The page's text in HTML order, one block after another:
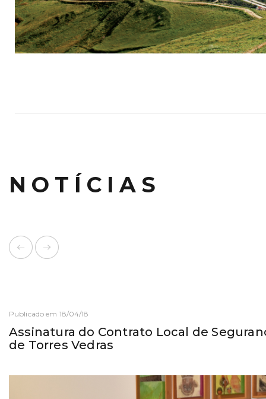
NOTÍCIAS
Publicado em 18/04/18
Assinatura do Contrato Local de
de Torres Vedras